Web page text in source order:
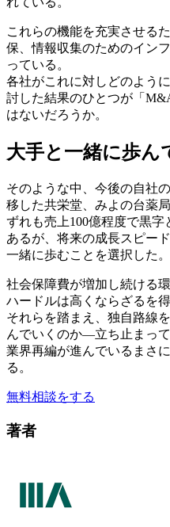
これらの機能を充実させる
保、情報収集のためのイン
っている。
各社がこれに対しどのよう
討した結果のひとつが「
はないだろうか。
大手と一緒に歩ん
そのような中、今後の自社
移した共栄堂、みよの台薬
ずれも売上100億程度で黒
あるが、将来の成長スピー
一緒に歩むことを選択した。
社会保障費が増加し続ける
ハードルは高くならざるを得
それらを踏まえ、独自路線
んでいくのか―立ち止まっ
業界再編が進んでいるまさ
る。
無料相談をする
著者